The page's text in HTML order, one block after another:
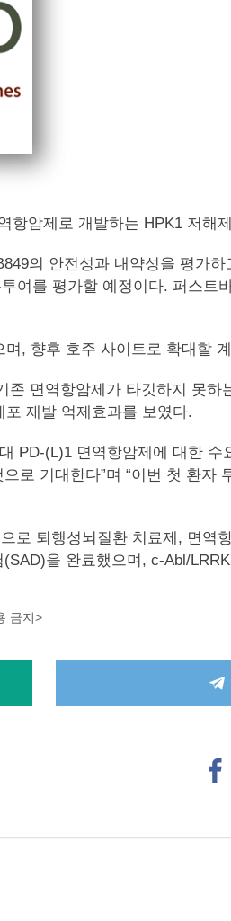
암제로 개발하는 HPK1 저해
의 안전성과 내약성을 평가
여를 평가할 예정이다. 퍼스
, 향후 호주 사이트로 확대할
존 면역항암제가 타깃하지 못
재발 억제효과를 보였다.
PD-(L)1 면역항암제에 대한
로 기대한다”며 “이번 첫 환
로 퇴행성뇌질환 치료제, 면
을 완료했으며, c-Abl/
금지>
페
이